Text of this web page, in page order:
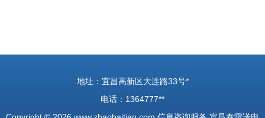
地址：宜昌高新区大连路33号*
电话：1364777**